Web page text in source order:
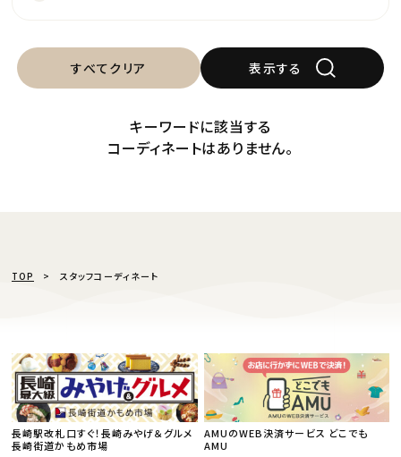
すべてクリア 表示する
キーワードに該当する
コーディネートはありません。
TOP スタッフコーディネート
長崎駅改札口すぐ！長崎みやげ＆グルメ
長崎街道かもめ市場
AMUのWEB決済サービス どこでも
AMU